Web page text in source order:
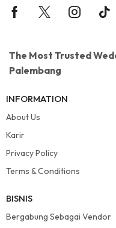
The Most Trusted
Palembang
INFORMATION
About Us
Karir
Privacy Policy
Terms & Conditions
BISNIS
Bergabung Sebagai Vendor